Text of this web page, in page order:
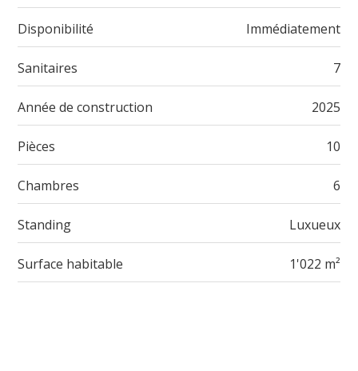
Disponibilité Immédiatement
Sanitaires 7
Année de construction 2025
Pièces 10
Chambres 6
Standing Luxueux
Surface habitable 1'022 m²